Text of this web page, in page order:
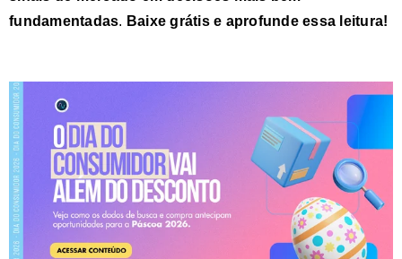
fundamentadas. Baixe grátis e aprofunde essa leitura!